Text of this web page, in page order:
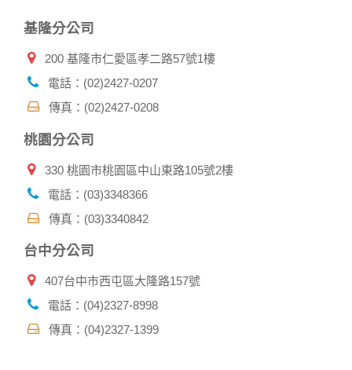
基隆分公司
200 基隆市仁愛區孝二路57號1樓
電話：(02)2427-0207
傳真：(02)2427-0208
桃園分公司
330 桃園市桃園區中山東路105號2樓
電話：(03)3348366
傳真：(03)3340842
台中分公司
407台中市西屯區大隆路157號
電話：(04)2327-8998
傳真：(04)2327-1399